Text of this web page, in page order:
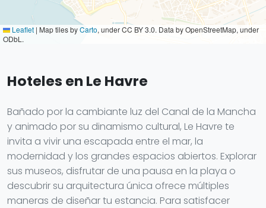
Leaflet | Map tiles byCarto, under CC BY 3.0. Data by OpenStreetMap, under
ODbL.
Hoteles en Le Havre
Bañado por la cambiante luz del Canal de la Mancha
y animado por su dinamismo cultural, Le Havre te
invita a vivir una escapada entre el mar, la
modernidad y los grandes espacios abiertos. Explorar
sus museos, disfrutar de una pausa en la playa o
descubrir su arquitectura única ofrece múltiples
maneras de diseñar tu estancia. Para satisfacer